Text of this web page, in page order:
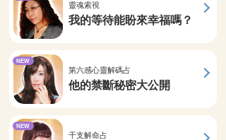
靈魂索視
我的等待能盼來幸福嗎？
第六感心靈解碼占
他的禁斷秘密大公開
NEW
干支解命占
NEW